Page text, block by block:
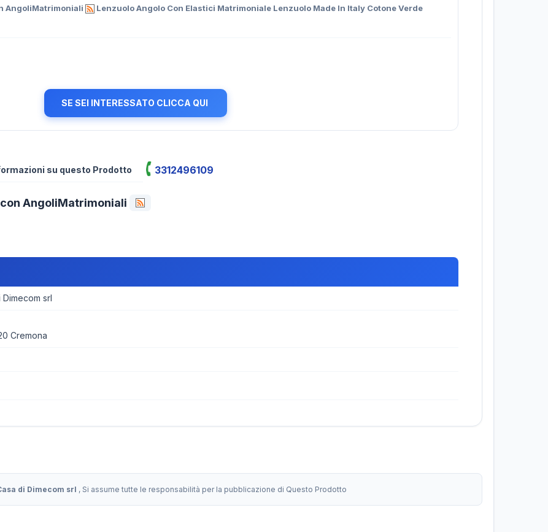
AngoliMatrimoniali
Lenzuolo Angolo Con Elastici Matrimoniale Lenzuolo Made In Italy Cotone Verde
SE SEI INTERESSATO CLICCA QUI
su questo Prodotto 3312496109
AngoliMatrimoniali
srl
Cremona
di Dimecom srl , Si assume tutte le responsabilità per la pubblicazione di Questo Prodotto